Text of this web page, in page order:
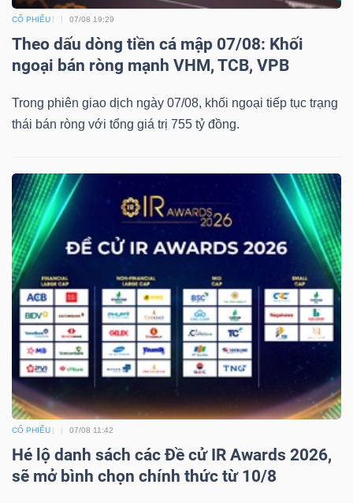
CỔ PHIẾU 07/08 19:29
Theo dấu dòng tiền cá mập 07/08: Khối
ngoại bán ròng mạnh VHM, TCB, VPB
Trong phiên giao dịch ngày 07/08, khối ngoại tiếp tục trạng
thái bán ròng với tổng giá trị 755 tỷ đồng.
CỔ PHIẾU 07/08 11:42
Hé lộ danh sách các Đề cử IR Awards 2026,
sẽ mở bình chọn chính thức từ 10/8